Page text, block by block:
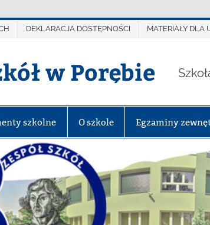
DEKLARACJA DOSTĘPNOŚCI MATERIAŁY DLA
w Porębie
szkolne O szkole Egzaminy